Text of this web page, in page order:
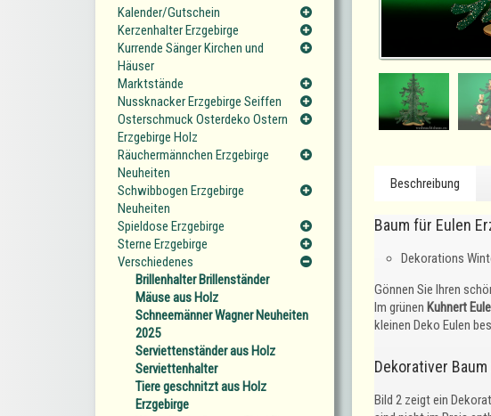
Beschreibung
Baum für Eulen
Dekorations
Gönnen Sie Ihren
Im grünen Kuhnert
kleinen Deko Eulen
Dekorativer
Bild 2 zeigt ein
Kalender/Gutschein
Kerzenhalter Erzgebirge
Kurrende Sänger Kirchen und
Häuser
Marktstände
Nussknacker Erzgebirge Seiffen
Osterschmuck Osterdeko Ostern
Erzgebirge Holz
Räuchermännchen Erzgebirge
Neuheiten
Schwibbogen Erzgebirge
Neuheiten
Spieldose Erzgebirge
Sterne Erzgebirge
Verschiedenes
Brillenhalter Brillenständer
Mäuse aus Holz
Schneemänner Wagner Neuheiten
2025
Serviettenständer aus Holz
Serviettenhalter
Tiere geschnitzt aus Holz
Erzgebirge